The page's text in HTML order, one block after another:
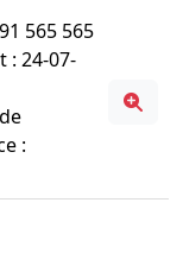
565 565
: 24-07-
: